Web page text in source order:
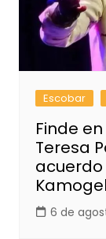
Escobar
Finde
Teresa
acuerdo
6 de